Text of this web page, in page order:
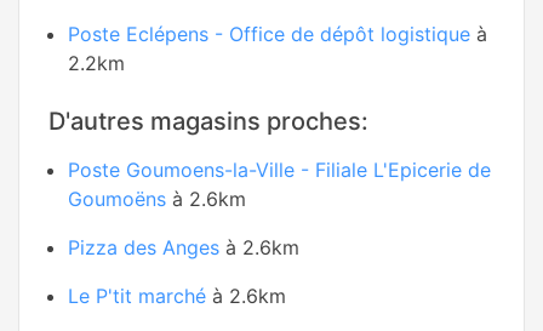
Poste Eclépens - Office de dépôt logistique à
2.2km
D'autres magasins proches:
Poste Goumoens-la-Ville - Filiale L'Epicerie de
Goumoëns à 2.6km
Pizza des Anges à 2.6km
Le P'tit marché à 2.6km